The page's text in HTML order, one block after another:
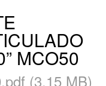
MCO50
(3,15 MB)